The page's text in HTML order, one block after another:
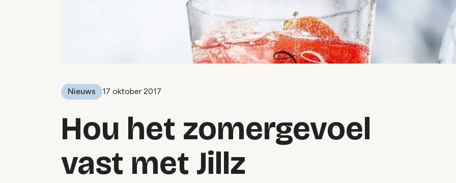
Nieuws 17 oktober 2017
Hou het zomergevoel
vast met Jillz